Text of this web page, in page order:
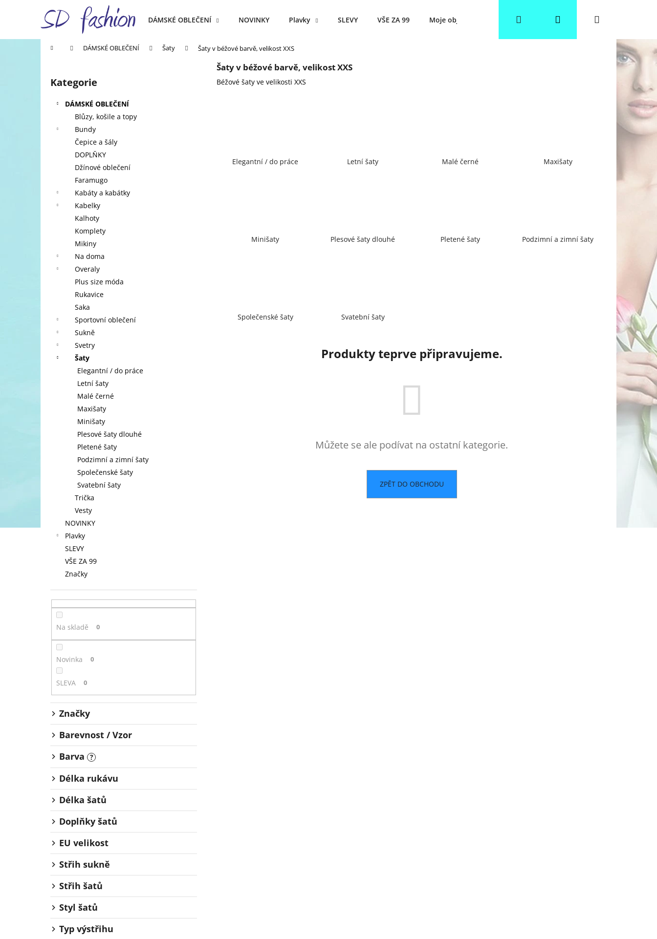
DÁMSKÉ OBLEČENÍ NOVINKY Plavky SLEVY VŠE ZA 99 Moje objednávka Věrnostní slevy Obchodní podmínky
Přihlášení
košík
Domů DÁMSKÉ OBLEČENÍ Šaty Šaty v béžové barvě, velikost XXS
Přeskočit
kategorie
Kategorie
DÁMSKÉ OBLEČENÍ
Blůzy, košile a topy
Bundy
Čepice a šály
DOPLŇKY
Džínové oblečení
Faramugo
Kabáty a kabátky
Kabelky
Kalhoty
Komplety
Mikiny
Na doma
Overaly
Plus size móda
Rukavice
Saka
Sportovní oblečení
Sukně
Svetry
Šaty
Elegantní / do práce
Letní šaty
Malé černé
Maxišaty
Minišaty
Plesové šaty dlouhé
Pletené šaty
Podzimní a zimní šaty
Společenské šaty
Svatební šaty
Trička
Vesty
NOVINKY
Plavky
SLEVY
VŠE ZA 99
Značky
Na skladě 0
Novinka 0
SLEVA 0
Značky
Barevnost / Vzor
Barva
?
Délka rukávu
Délka šatů
Doplňky šatů
EU velikost
Střih sukně
Střih šatů
Styl šatů
Typ výstřihu
Šaty v béžové barvě, velikost XXS
Béžové šaty ve velikosti XXS
Elegantní / do práce Letní šaty Malé černé Maxišaty
Minišaty Plesové šaty dlouhé Pletené šaty Podzimní a zimní šaty
Společenské šaty Svatební šaty
Produkty teprve připravujeme.
Můžete se ale podívat na ostatní kategorie.
ZPĚT DO OBCHODU
í
Zpět
do
Zpět
do
Co potřebujete najít?